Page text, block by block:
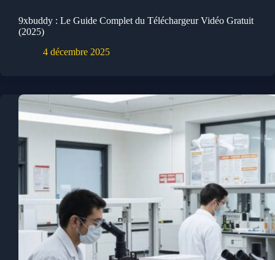
9xbuddy : Le Guide Complet du Téléchargeur Vidéo Gratuit
(2025)
4 décembre 2025